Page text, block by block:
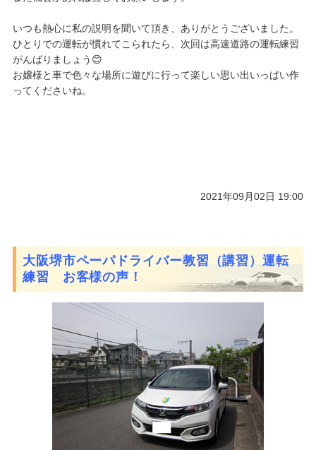
いつも熱心に私の説明を聞いて頂き、ありがとうございました。
ひとりでの運転が慣れてこられたら、次回は高速道路の運転練習
がんばりましょう😊
お嬢様と車で色々な場所に遊びに行って楽しい思い出いっぱい作
ってくださいね。
2021年09月02日 19:00
大阪堺市ペーパドライバー教習（講習）運転
練習 お客様の声！